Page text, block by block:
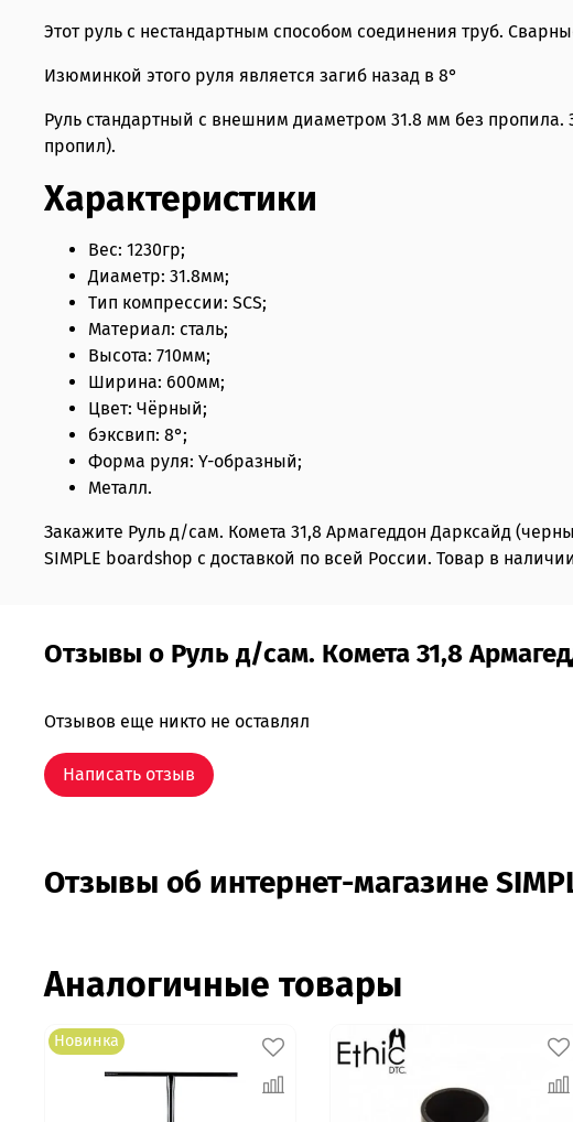
Этот руль с нестандартным способом соединения труб.
Изюминкой этого руля является загиб назад в 8°
Руль стандартный с внешним диаметром 31.8 мм без пропила.
пропил).
Характеристики
Вес: 1230гр;
Диаметр: 31.8мм;
Тип компрессии: SCS;
Материал: сталь;
Высота: 710мм;
Ширина: 600мм;
Цвет: Чёрный;
бэксвип: 8°;
Форма руля: Y-образный;
Металл.
Закажите Руль д/сам. Комета 31,8 Армагеддон Дарксайд
SIMPLE boardshop с доставкой по всей России. Товар в
Отзывы о Руль д/сам. Комета 31,8
Отзывов еще никто не оставлял
Написать отзыв
Отзывы об интернет-магазине
Аналогичные товары
Новинка